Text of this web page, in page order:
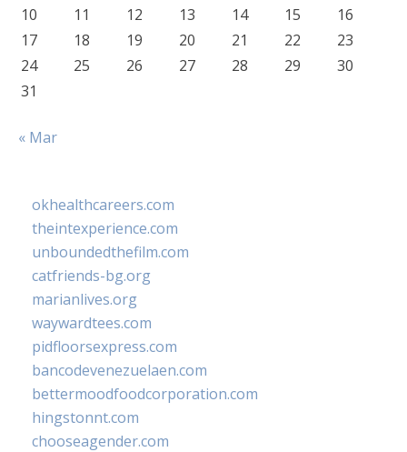
10
11 12 13 14 15
16
17
18 19 20 21 22
23
24
25 26 27 28 29
30
31
« Mar
okhealthcareers.com
theintexperience.com
unboundedthefilm.com
catfriends-bg.org
marianlives.org
waywardtees.com
pidfloorsexpress.com
bancodevenezuelaen.com
bettermoodfoodcorporation.com
hingstonnt.com
chooseagender.com